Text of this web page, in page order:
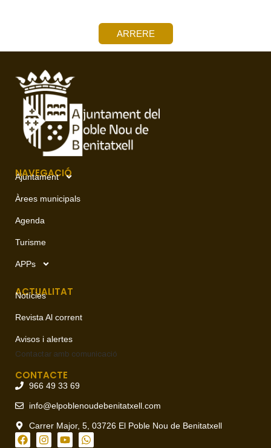
ARRERE
NAVEGACIÓ
Ajuntament
Àrees municipals
Agenda
Turisme
APPs
ACTUALITAT
Notícies
Revista Al corrent
Avisos i alertes
Contactar amb comunicació
CONTACTE
966 49 33 69
info@elpoblenoudebenitatxell.com
Carrer Major, 5, 03726 El Poble Nou de Benitatxell